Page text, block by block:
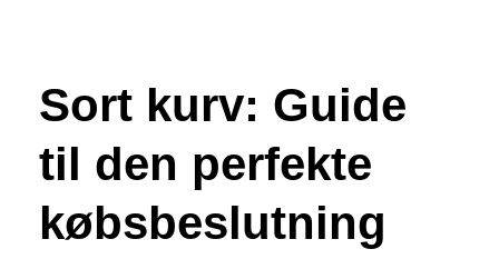
Sort kurv: Guide
til den perfekte
købsbeslutning